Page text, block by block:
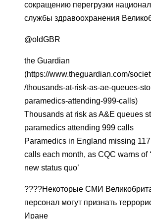
сокращению перегрузки
службы здравоохранения
@oldGBR
the Guardian
(https://www.theguardian.com/
/thousands-at-risk-as-ae-queues-
paramedics-attending-999-calls)
Thousands at risk as A&E queues
paramedics attending 999 calls
Paramedics in England missing
calls each month, as CQC warns of
new status quo’
????Некоторые СМИ
персонал могут признать
Иране